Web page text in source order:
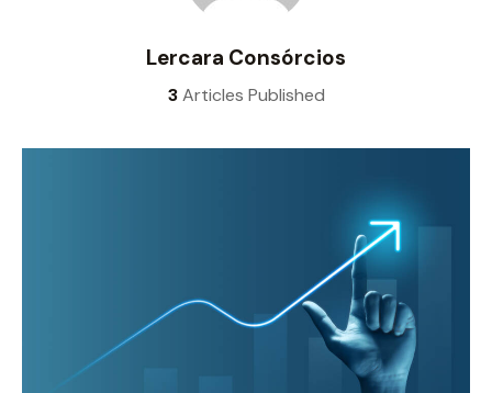
Lercara Consórcios
3Articles Published